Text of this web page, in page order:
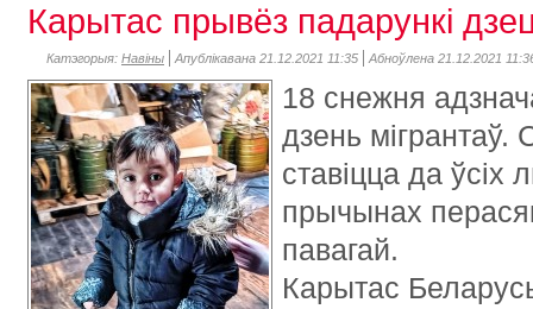
Карытас прывёз падарункі
Катэгорыя: Навіны Апублікавана 21.12.2021 11:35 Абноўлена 21.12.2021
18 снежня
дзень мігрантаў.
ставіцца да ўсіх
прычынах
павагай.
Карытас